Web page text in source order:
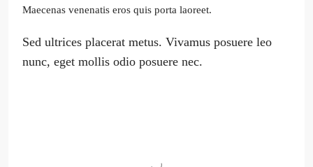
Maecenas venenatis eros quis porta laoreet.
Sed ultrices placerat metus. Vivamus posuere leo
nunc, eget mollis odio posuere nec.